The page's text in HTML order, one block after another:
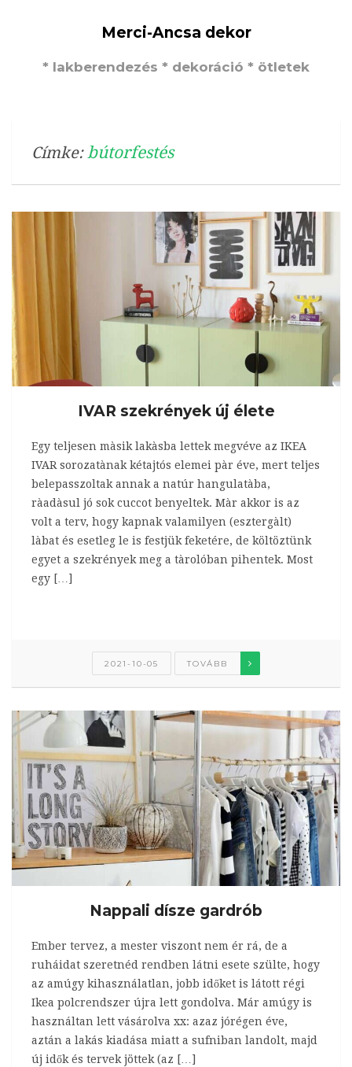
Merci-Ancsa dekor
* lakberendezés * dekoráció * ötletek
Címke: bútorfestés
IVAR szekrények új élete
Egy teljesen màsik lakàsba lettek megvéve az IKEA
IVAR sorozatànak kétajtós elemei pàr éve, mert teljes
belepasszoltak annak a natúr hangulatàba,
ràadàsul jó sok cuccot benyeltek. Màr akkor is az
volt a terv, hogy kapnak valamilyen (esztergàlt)
làbat és esetleg le is festjük feketére, de költöztünk
egyet a szekrények meg a tàrolóban pihentek. Most
egy […]
2021-10-05 TOVÁBB
Nappali dísze gardrób
Ember tervez, a mester viszont nem ér rá, de a
ruháidat szeretnéd rendben látni esete szülte, hogy
az amúgy kihasználatlan, jobb időket is látott régi
Ikea polcrendszer újra lett gondolva. Már amúgy is
használtan lett vásárolva xx: azaz jórégen éve,
aztán a lakás kiadása miatt a sufniban landolt, majd
új idők és tervek jöttek (az […]